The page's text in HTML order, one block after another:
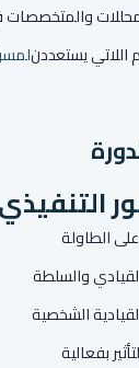
والمتخصصات
يستعددن
الطاولة
والسلطة
الشخصية
بفعالية